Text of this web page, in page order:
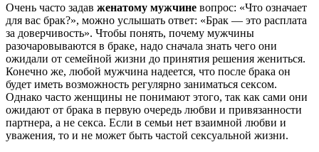
Очень часто задав женатому мужчине вопрос: «Что означает
для вас брак?», можно услышать ответ: «Брак — это расплата
за доверчивость». Чтобы понять, почему мужчины
разочаровываются в браке, надо сначала знать чего они
ожидали от семейной жизни до принятия решения жениться.
Конечно же, любой мужчина надеется, что после брака он
будет иметь возможность регулярно заниматься сексом.
Однако часто женщины не понимают этого, так как сами они
ожидают от брака в первую очередь любви и привязанности
партнера, а не секса. Если в семьи нет взаимной любви и
уважения, то и не может быть частой сексуальной жизни.